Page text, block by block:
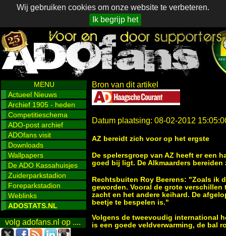
Wij gebruiken cookies om onze website te verbeteren.
Ik begrijp het
MENU
Actueel Nieuws
Archief 1905 - heden
Competitieschema
ADO-post archief
ADOfans visit
Downloads
Wallpapers
De ADO Kassahuisjes
Zuiderparkstadion
Foreparkstadion
Weblinks
ADOSTATS.NL
volg adofans.nl op ....
Bron van dit artikel
Datum plaatsing: 08-02-2012
AZ bereidt zich voor op het ergste
De spelersgroep van AZ heeft er een
goed bij ligt. De Alkmaarders
Rechtsbuiten Roy Beerens: "Zoals ik
geworden. Vooral de grote
zacht en het andere keihard. De
beetje te bespelen is."
Volgens de tweevoudig international
is een goede veldverwarming, de bal